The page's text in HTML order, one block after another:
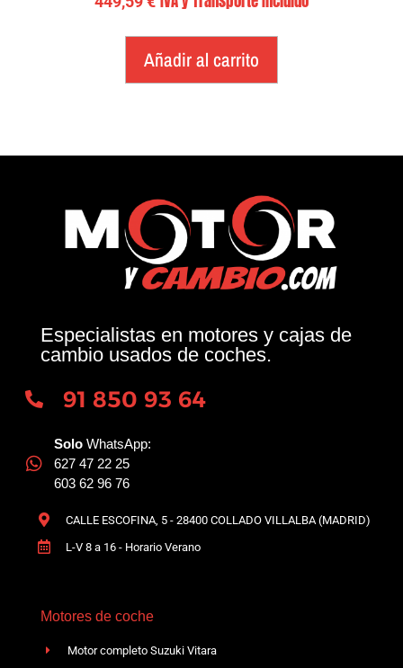
Añadir al carrito
Especialistas en motores y cajas de
cambio usados de coches.
91 850 93 64
Solo WhatsApp:
627 47 22 25
603 62 96 76
CALLE ESCOFINA, 5 - 28400 COLLADO VILLALBA (MADRID)
L-V 8 a 16 - Horario Verano
Motores de coche
Motor completo Suzuki Vitara